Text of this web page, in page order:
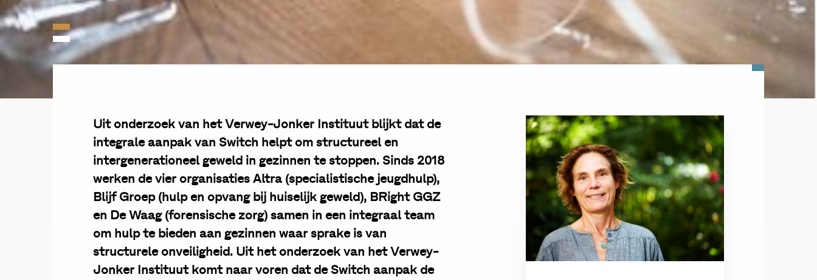
Uit onderzoek van het Verwey-Jonker Instituut blijkt dat de
integrale aanpak van Switch helpt om structureel en
intergenerationeel geweld in gezinnen te stoppen. Sinds 2018
werken de vier organisaties Altra (specialistische jeugdhulp),
Blijf Groep (hulp en opvang bij huiselijk geweld), BRight GGZ
en De Waag (forensische zorg) samen in een integraal team
om hulp te bieden aan gezinnen waar sprake is van
structurele onveiligheid. Uit het onderzoek van het Verwey-
Jonker Instituut komt naar voren dat de Switch aanpak de